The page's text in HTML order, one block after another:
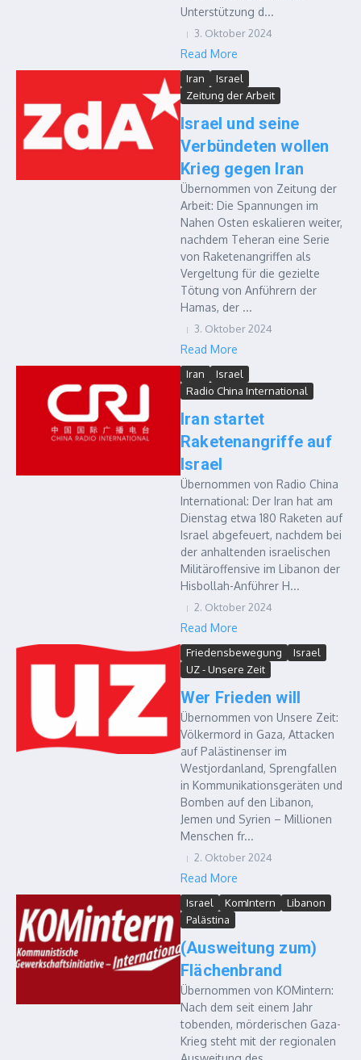
Unterstützung d...
3. Oktober 2024
Read More
Iran
Israel
Zeitung der Arbeit
Israel und seine
Verbündeten wollen
Krieg gegen Iran
Übernommen von Zeitung der
Arbeit: Die Spannungen im
Nahen Osten eskalieren weiter,
nachdem Teheran eine Serie
von Raketenangriffen als
Vergeltung für die gezielte
Tötung von Anführern der
Hamas, der ...
3. Oktober 2024
Read More
Iran
Israel
Radio China International
Iran startet
Raketenangriffe auf
Israel
Übernommen von Radio China
International: Der Iran hat am
Dienstag etwa 180 Raketen auf
Israel abgefeuert, nachdem bei
der anhaltenden israelischen
Militäroffensive im Libanon der
Hisbollah-Anführer H...
2. Oktober 2024
Read More
Friedensbewegung
Israel
UZ - Unsere Zeit
Wer Frieden will
Übernommen von Unsere Zeit:
Völkermord in Gaza, Attacken
auf Palästinenser im
Westjordanland, Sprengfallen
in Kommunikationsgeräten und
Bomben auf den Libanon,
Jemen und Syrien – Millionen
Menschen fr...
2. Oktober 2024
Read More
Israel KomIntern
Libanon
Palästina
(Ausweitung zum)
Flächenbrand
Übernommen von KOMintern:
Nach dem seit einem Jahr
tobenden, mörderischen Gaza-
Krieg steht mit der regionalen